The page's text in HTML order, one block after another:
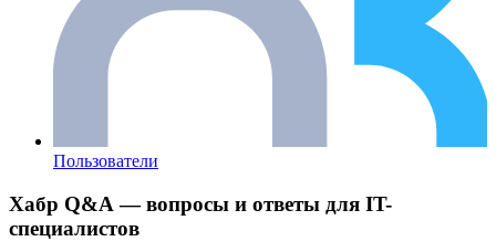
Пользователи
Хабр Q&A — вопросы и ответы для IT-
специалистов